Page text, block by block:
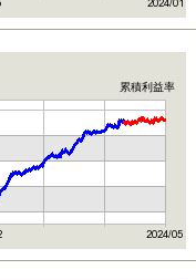
累積利益率